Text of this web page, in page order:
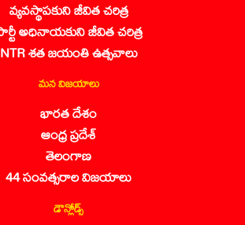
వ్యవస్థాపకుని జీవిత చరిత్ర
అధినాయకుని జీవిత చరిత్ర
NTR శత జయంతి ఉత్సవాలు
మన విజయాలు
భారత దేశం
ఆంధ్ర ప్రదేశ్
తెలంగాణ
44 సంవత్సరాల విజయాలు
డౌన్లోడ్స్